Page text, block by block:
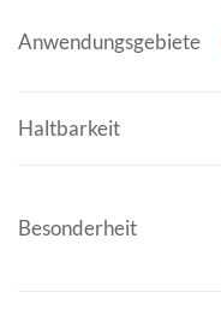
Anwendungsgebiete
Haltbarkeit
Besonderheit